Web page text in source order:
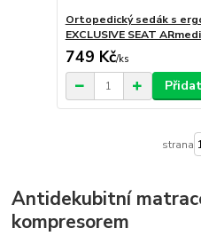
Ortopedický sedák s
EXCLUSIVE SEAT
749 Kč/ks
strana
Antidekubitní
kompresorem